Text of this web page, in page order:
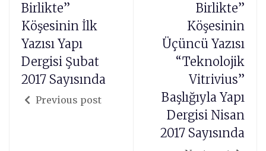
Birlikte”
Köşesinin İlk
Yazısı Yapı
Dergisi Şubat
2017 Sayısında
Previous post
Birlikte”
Köşesinin
Üçüncü Yazısı
“Teknolojik
Vitrivius”
Başlığıyla Yapı
Dergisi Nisan
2017 Sayısında